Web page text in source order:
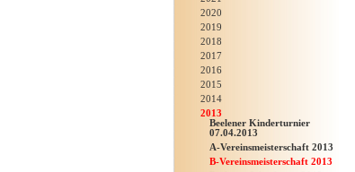
2020
2019
2018
2017
2016
2015
2014
2013
Beelener Kinderturnier
07.04.2013
A-Vereinsmeisterschaft 2013
B-Vereinsmeisterschaft 2013